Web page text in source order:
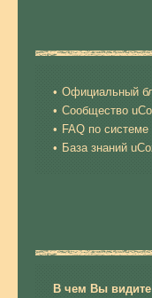
Официальный
Сообщество
FAQ по системе
База знаний
В чем Вы видите